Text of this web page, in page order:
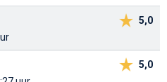
5,0
5,0